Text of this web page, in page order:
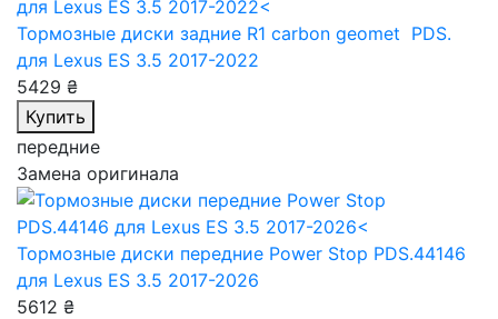
Тормозные диски задние R1 carbon geomet PDS.
для Lexus ES 3.5 2017-2022
5429 ₴
Купить
передние
Замена оригинала
Тормозные диски передние Power Stop PDS.44146
для Lexus ES 3.5 2017-2026
5612 ₴